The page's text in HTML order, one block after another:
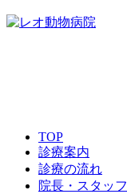
TOP
診療案内
診療の流れ
院長・スタッフ